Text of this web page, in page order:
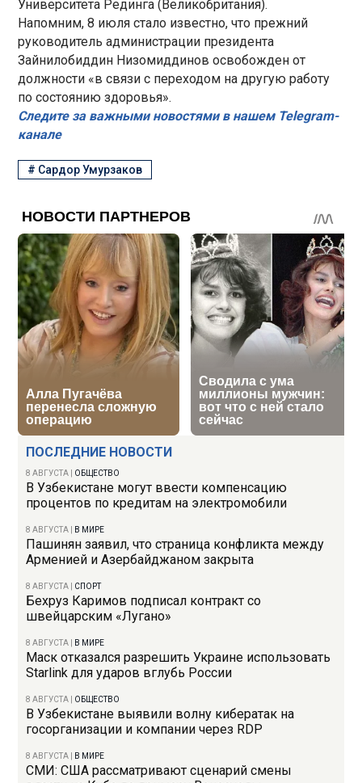
ПОСЛЕДНИЕ НОВОСТИ
8 АВГУСТА ОБЩЕСТВО
В Узбекистане могут ввести компенсацию
процентов по кредитам на электромобили
8 АВГУСТА В МИРЕ
Пашинян заявил, что страница конфликта между
Арменией и Азербайджаном закрыта
8 АВГУСТА СПОРТ
Бехруз Каримов подписал контракт со
швейцарским «Лугано»
8 АВГУСТА В МИРЕ
Маск отказался разрешить Украине использовать
Starlink для ударов вглубь России
8 АВГУСТА ОБЩЕСТВО
В Узбекистане выявили волну кибератак на
госорганизации и компании через RDP
8 АВГУСТА В МИРЕ
СМИ: США рассматривают сценарий смены
Университета Рединга (Великобритания).
Напомним, 8 июля стало известно, что прежний
руководитель администрации президента
Зайнилобиддин Низомиддинов освобожден от
должности «в связи с переходом на другую работу
по состоянию здоровья».
Следите за важными новостями в нашем Telegram-
канале
# Сардор Умурзаков